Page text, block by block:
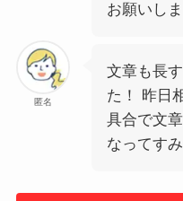
お願いしま
匿名
文章も長
た！ 昨日
具合で文
なってす